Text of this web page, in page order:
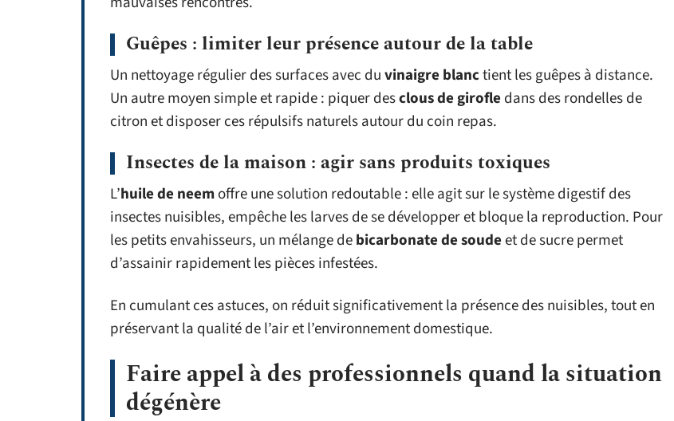
Guêpes : limiter leur présence autour de la table
Un nettoyage régulier des surfaces avec duvinaigre blanctient les guêpes à distance.
Un autre moyen simple et rapide : piquer desclous de girofle dans des rondelles de
citron et disposer ces répulsifs naturels autour du coin repas.
Insectes de la maison : agir sans produits toxiques
L’huile de neemoffre une solution redoutable : elle agit sur le système digestif des
insectes nuisibles, empêche les larves de se développer et bloque la reproduction. Pour
les petits envahisseurs, un mélange debicarbonate de soudeet de sucre permet
d’assainir rapidement les pièces infestées.
En cumulant ces astuces, on réduit significativement la présence des nuisibles, tout en
préservant la qualité de l’air et l’environnement domestique.
Faire appel à des professionnels quand la situation
dégénère